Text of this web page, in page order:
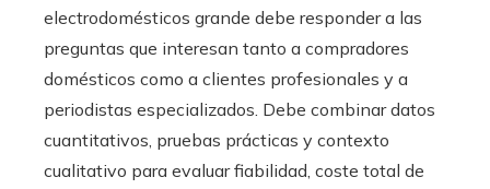
electrodomésticos grande debe responder a las
preguntas que interesan tanto a compradores
domésticos como a clientes profesionales y a
periodistas especializados. Debe combinar datos
cuantitativos, pruebas prácticas y contexto
cualitativo para evaluar fiabilidad, coste total de